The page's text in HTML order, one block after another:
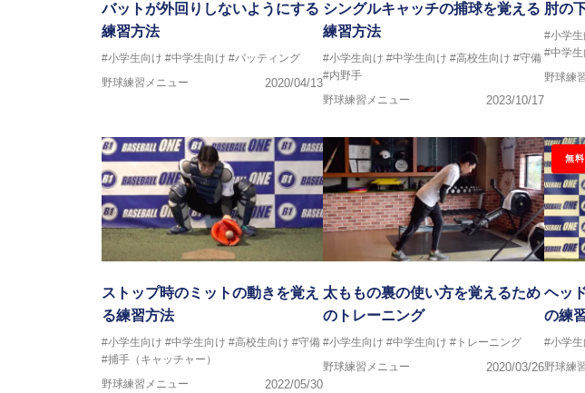
バットが外回りしないようにする
練習方法
#小学生向け #中学生向け #バッティング
野球練習メニュー
2020/04/13
シングルキャッチの捕球を覚える
練習方法
#小学生向け #中学生向け #高校生向け #守備
#内野手
野球練習メニュー
2023/10/17
肘の
#小学生
#中学生
野球練
ストップ時のミットの動きを覚え
る練習方法
#小学生向け #中学生向け #高校生向け #守備
#捕手（キャッチャー）
野球練習メニュー
2022/05/30
太ももの裏の使い方を覚えるため
のトレーニング
#小学生向け #中学生向け #トレーニング
野球練習メニュー
2020/03/26
無料
ヘッ
の練
#小学生
野球練